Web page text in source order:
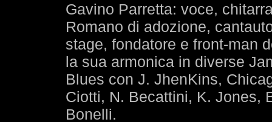
Gavino Parretta: voce,
Romano di adozione,
stage, fondatore e front-man
la sua armonica in diverse
Blues con J. JhenKins,
Ciotti, N. Becattini, K. Jones,
Bonelli.